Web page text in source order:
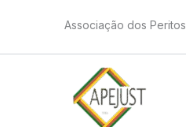
o
Associação dos